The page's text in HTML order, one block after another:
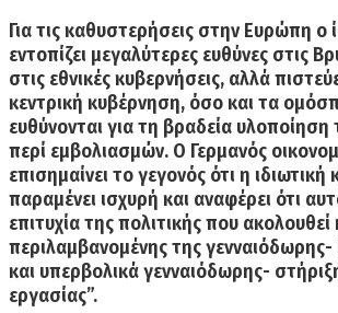
Για τις καθυστερήσεις στην Ευρώπη ο
εντοπίζει μεγαλύτερες ευθύνες στις
στις εθνικές κυβερνήσεις, αλλά
κεντρική κυβέρνηση, όσο και τα
ευθύνονται για τη βραδεία
περί εμβολιασμών. Ο Γερμανός
επισημαίνει το γεγονός ότιη
παραμένει ισχυρή και αναφέρει ότι
επιτυχία της πολιτικής που
περιλαμβανομένης της
και υπερβολικά γενναιόδωρης-
εργασίας”.